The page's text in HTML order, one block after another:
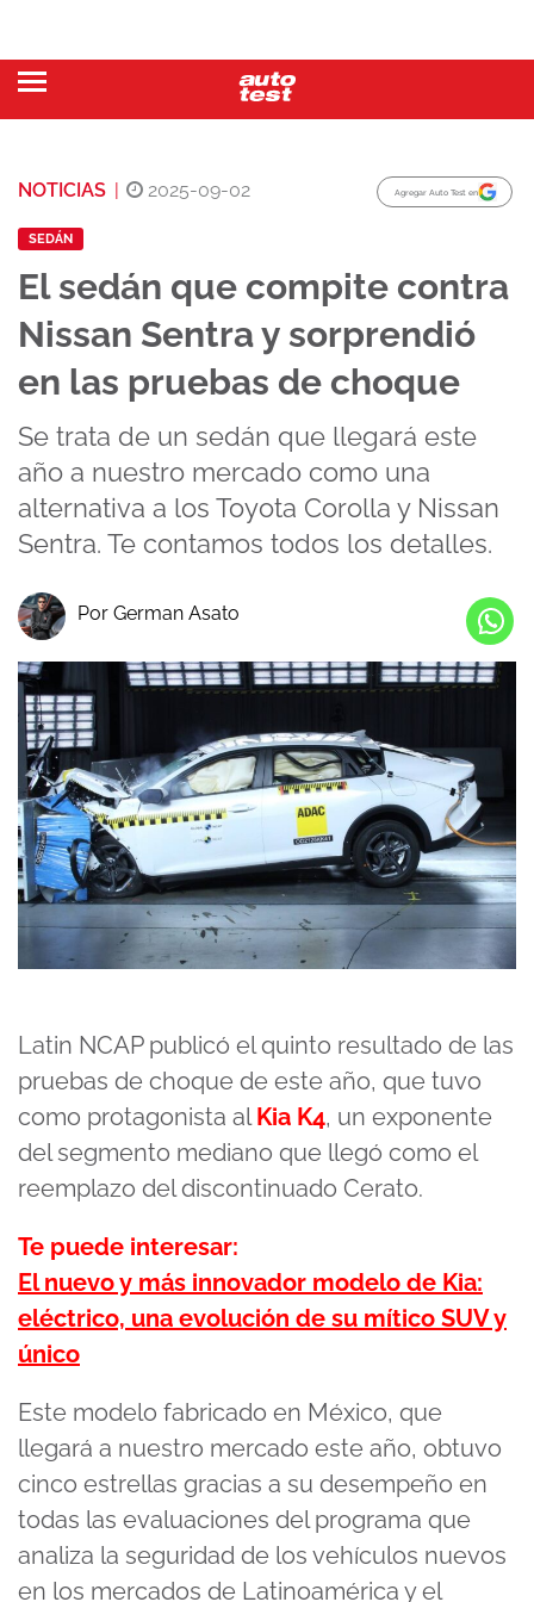
NOTICIAS | 2025-09-02 Agregar Auto Test en
SEDÁN
El sedán que compite contra
Nissan Sentra y sorprendió
en las pruebas de choque
Se trata de un sedán que llegará este
año a nuestro mercado como una
alternativa a los Toyota Corolla y Nissan
Sentra. Te contamos todos los detalles.
Por German Asato
Latin NCAP publicó el quinto resultado de las
pruebas de choque de este año, que tuvo
como protagonista alKia K4, un exponente
del segmento mediano que llegó como el
reemplazo del discontinuado Cerato.
Te puede interesar:
El nuevo y más innovador modelo de Kia:
eléctrico, una evolución de su mítico SUV y
único
Este modelo fabricado en México, que
llegará a nuestro mercado este año, obtuvo
cinco estrellas gracias a su desempeño en
todas las evaluaciones del programa que
analiza la seguridad de los vehículos nuevos
en los mercados de Latinoamérica y el